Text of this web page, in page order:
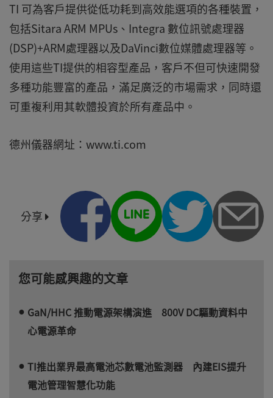
TI 可為客戶提供從低功耗到高效能選項的各種裝置，
包括Sitara ARM MPUs、Integra 數位訊號處理器
(DSP)+ARM處理器以及DaVinci數位媒體處理器等。
使用這些TI提供的相容型產品，客戶不但可快速開發
多種功能豐富的產品，滿足廣泛的市場需求，同時還
可重複利用其軟體投資於所有產品中。
德州儀器網址：www.ti.com
分享
您可能感興趣的文章
GaN/HHC 推動電源架構演進 800V DC驅動資料中
心電源革命
TI推出業界最高電池芯數電池監測器 內建EIS提升
電池管理智慧化功能